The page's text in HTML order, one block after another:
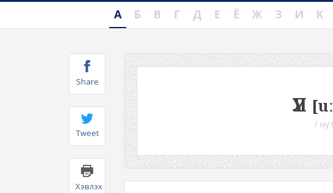
А Б В Г Д Е Ё Ж З И К
Share
Tweet
Хэвлэх
ҮҮЛ
/